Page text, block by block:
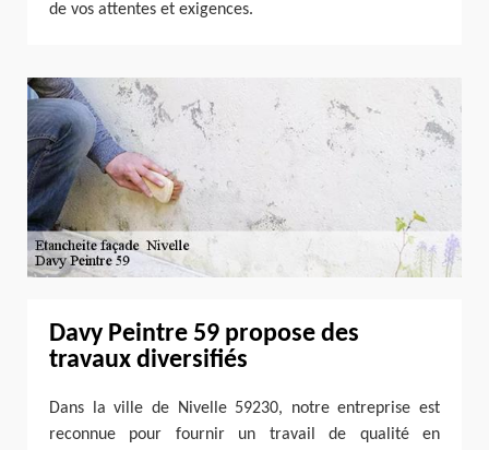
de vos attentes et exigences.
Davy Peintre 59 propose des
travaux diversifiés
Dans la ville de Nivelle 59230, notre entreprise est
reconnue pour fournir un travail de qualité en